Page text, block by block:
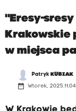
"Eresy-
Krakowskie
w miejsca
Patryk KUBIAK
date_range Wtorek,